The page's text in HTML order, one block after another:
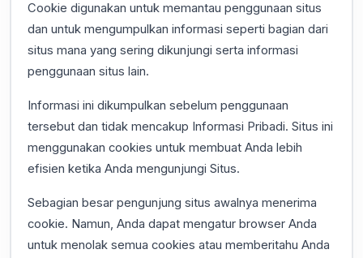
Cookie digunakan untuk memantau penggunaan situs
dan untuk mengumpulkan informasi seperti bagian dari
situs mana yang sering dikunjungi serta informasi
penggunaan situs lain.
Informasi ini dikumpulkan sebelum penggunaan
tersebut dan tidak mencakup Informasi Pribadi. Situs ini
menggunakan cookies untuk membuat Anda lebih
efisien ketika Anda mengunjungi Situs.
Sebagian besar pengunjung situs awalnya menerima
cookie. Namun, Anda dapat mengatur browser Anda
untuk menolak semua cookies atau memberitahu Anda